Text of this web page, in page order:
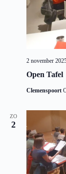
Open Tafel
2 november
Clemenspoort
ZO
2